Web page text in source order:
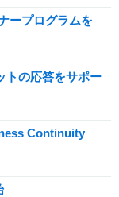
ープログラムを
トの応答をサポー
Continuity